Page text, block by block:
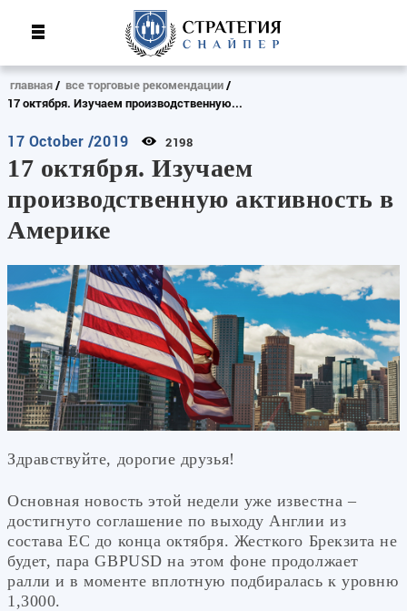
главная
все торговые рекомендации
17 октября. Изучаем производственную...
17 October /2019 2198
17 октября. Изучаем
производственную активность в
Америке
Здравствуйте, дорогие друзья!
Основная новость этой недели уже известна –
достигнуто соглашение по выходу Англии из
состава ЕС до конца октября. Жесткого Брекзита не
будет, пара GBPUSD на этом фоне продолжает
ралли и в моменте вплотную подбиралась к уровню
1,3000.